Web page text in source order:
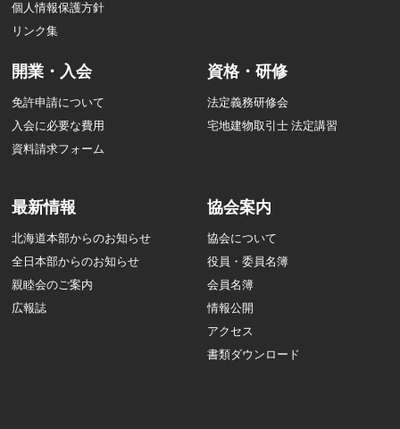
個人情報保護方針
リンク集
開業・入会
免許申請について
入会に必要な費用
資料請求フォーム
資格・研修
法定義務研修会
宅地建物取引士 法定講習
最新情報
北海道本部からのお知らせ
全日本部からのお知らせ
親睦会のご案内
広報誌
協会案内
協会について
役員・委員名簿
会員名簿
情報公開
アクセス
書類ダウンロード